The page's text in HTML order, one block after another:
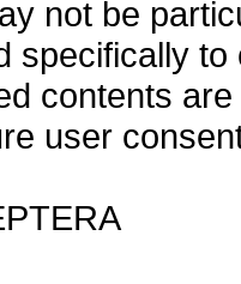
not be
specifically
contents
user